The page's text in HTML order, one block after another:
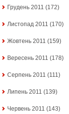
Грудень 2011 (172)
Листопад 2011 (170)
Жовтень 2011 (159)
Вересень 2011 (178)
Серпень 2011 (111)
Липень 2011 (139)
Червень 2011 (143)